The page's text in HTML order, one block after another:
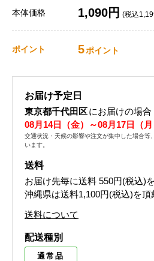
本体価格 1,090円 (税込
ポイント 5ポイント
お届け予定日
東京都千代田区にお届けの場合
08月14日（金）～08月17日（月
交通状況・天候の影響や注文が集中した場合等
います。
送料
お届け先毎に送料 550円(税込)
沖縄県は送料1,100円(税込)を頂
送料について
配送種別
通常品